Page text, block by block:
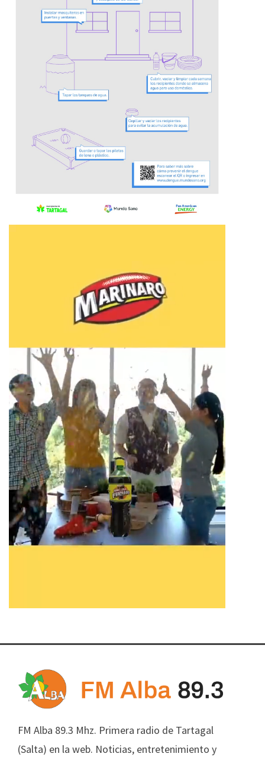
FM Alba 89.3 Mhz. Primera radio de Tartagal
(Salta) en la web. Noticias, entretenimiento y